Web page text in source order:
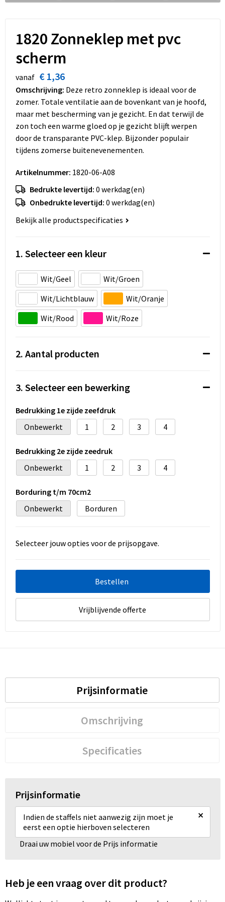
Dekens, Fleecedekens en Kussens
Schoenen
Gilets
Restauranttextiel
Hoofdbescherming
Gehoorbescherming
Gereedschap
Ademhalingsbescherming
Sleutelhangers en Lanyards
Spellen voor binnen en buiten
Sport
Veiligheid, Auto en Fiets
Vrije tijd en Strand
Opvouwbare tassen
Boodschappentassen
Reistassen
Schoudertassen
Toilettassen
Koffers en Trolleys
Sporttassen
Schoenentassen
Koeltassen en Koelboxen
Accessoires voor tassen
Strandtassen
Heuptassen
Documententassen
Laptop hoezen en tassen
Kledingtassen
Rugzakken
1820 Zonneklep met pvc
scherm
vanaf € 1,36
Omschrijving: Deze retro zonneklep is ideaal voor de
zomer. Totale ventilatie aan de bovenkant van je hoofd,
maar met bescherming van je gezicht. En dat terwijl de
zon toch een warme gloed op je gezicht blijft werpen
door de transparante PVC-klep. Bijzonder populair
tijdens zomerse buitenevenementen.
Artikelnummer: 1820-06-A08
Bedrukte levertijd: 0 werkdag(en)
Onbedrukte levertijd: 0 werkdag(en)
Bekijk alle productspecificaties
1. Selecteer een kleur
Wit/Geel
Wit/Groen
Wit/Lichtblauw
Wit/Oranje
Wit/Rood
Wit/Roze
2. Aantal producten
3. Selecteer een bewerking
Bedrukking 1e zijde zeefdruk
Onbewerkt
1 2 3 4
Bedrukking 2e zijde zeedruk
Onbewerkt
1 2 3 4
Borduring t/m 70cm2
Onbewerkt
Borduren
Selecteer jouw opties voor de prijsopgave.
Bestellen
Vrijblijvende offerte
Prijsinformatie
Omschrijving
Specificaties
Prijsinformatie
Indien de staffels niet aanwezig zijn moet je
eerst een optie hierboven selecteren
×
Draai uw mobiel voor de Prijs informatie
Heb je een vraag over dit product?